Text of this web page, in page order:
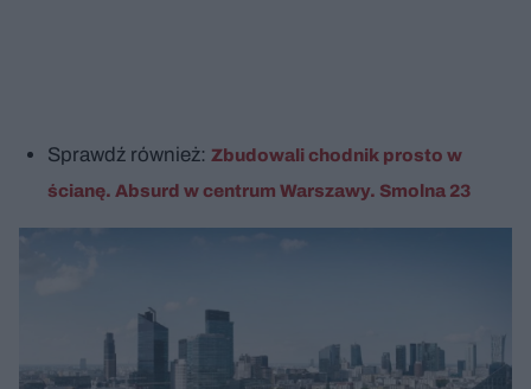
Sprawdź również: Zbudowali chodnik prosto w
ścianę. Absurd w centrum Warszawy. Smolna 23